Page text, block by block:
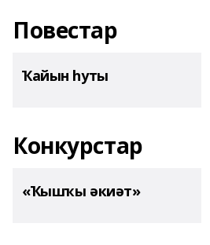
Повестар
Ҡайын һуты
Конкурстар
«Ҡышҡы әкиәт»